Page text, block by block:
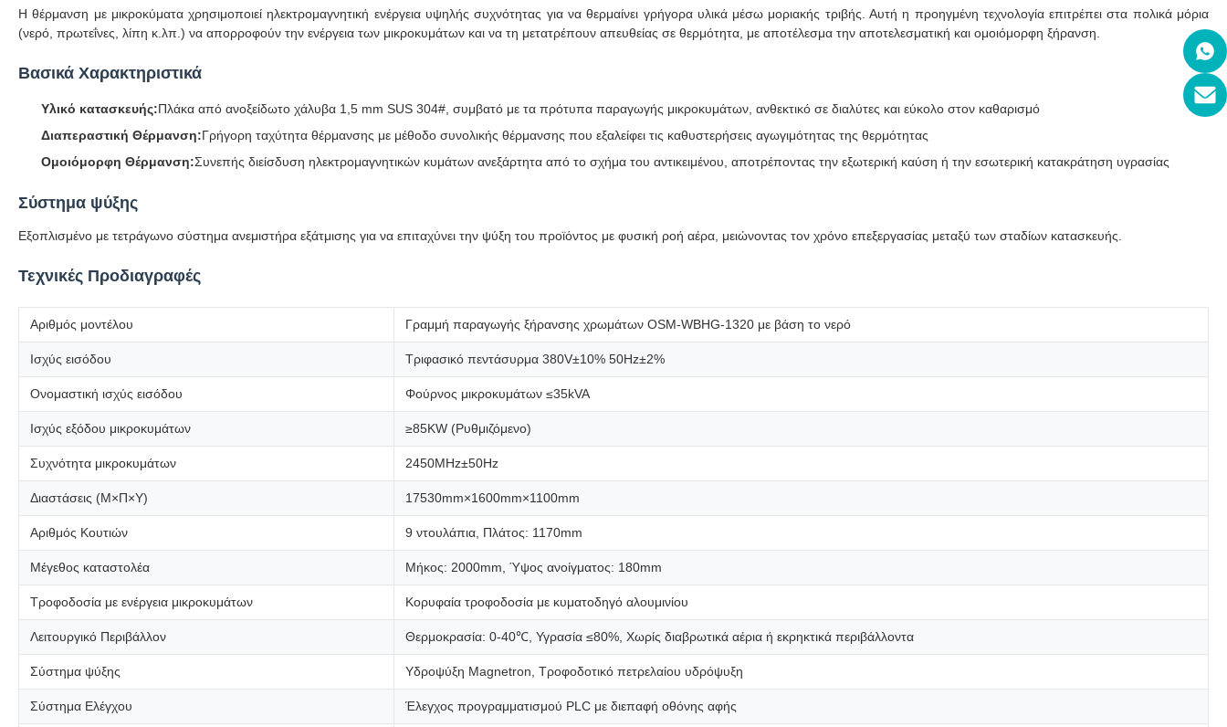
Η θέρμανση με μικροκύματα χρησιμοποιεί ηλεκτρομαγνητική ενέργεια υψηλής συχνότητας για να θερμαίνει γρήγορα υλικά μέσω μοριακής τριβής. Αυτή η προηγμένη τεχνολογία επιτρέπει στα πολικά μόρια
(νερό, πρωτεΐνες, λίπη κ.λπ.) να απορροφούν την ενέργεια των μικροκυμάτων και να τη μετατρέπουν απευθείας σε θερμότητα, με αποτέλεσμα την αποτελεσματική και ομοιόμορφη ξήρανση.
Βασικά Χαρακτηριστικά
Υλικό κατασκευής:Πλάκα από ανοξείδωτο χάλυβα 1,5 mm SUS 304#, συμβατό με τα πρότυπα παραγωγής μικροκυμάτων, ανθεκτικό σε διαλύτες και εύκολο στον καθαρισμό
Διαπεραστική Θέρμανση:Γρήγορη ταχύτητα θέρμανσης με μέθοδο συνολικής θέρμανσης που εξαλείφει τις καθυστερήσεις αγωγιμότητας της θερμότητας
Ομοιόμορφη Θέρμανση:Συνεπής διείσδυση ηλεκτρομαγνητικών κυμάτων ανεξάρτητα από το σχήμα του αντικειμένου, αποτρέποντας την εξωτερική καύση ή την εσωτερική κατακράτηση υγρασίας
Σύστημα ψύξης
Εξοπλισμένο με τετράγωνο σύστημα ανεμιστήρα εξάτμισης για να επιταχύνει την ψύξη του προϊόντος με φυσική ροή αέρα, μειώνοντας τον χρόνο επεξεργασίας μεταξύ των σταδίων κατασκευής.
Τεχνικές Προδιαγραφές
Αριθμός μοντέλου Γραμμή παραγωγής ξήρανσης χρωμάτων OSM-WBHG-1320 με βάση το νερό
Ισχύς εισόδου Τριφασικό πεντάσυρμα 380V±10% 50Hz±2%
Ονομαστική ισχύς εισόδου Φούρνος μικροκυμάτων ≤35kVA
Ισχύς εξόδου μικροκυμάτων ≥85KW (Ρυθμιζόμενο)
Συχνότητα μικροκυμάτων 2450MHz±50Hz
Διαστάσεις (Μ×Π×Υ) 17530mm×1600mm×1100mm
Αριθμός Κουτιών 9 ντουλάπια, Πλάτος: 1170mm
Μέγεθος καταστολέα Μήκος: 2000mm, Ύψος ανοίγματος: 180mm
Τροφοδοσία με ενέργεια μικροκυμάτων Κορυφαία τροφοδοσία με κυματοδηγό αλουμινίου
Λειτουργικό Περιβάλλον Θερμοκρασία: 0-40℃, Υγρασία ≤80%, Χωρίς διαβρωτικά αέρια ή εκρηκτικά περιβάλλοντα
Σύστημα ψύξης Υδροψύξη Magnetron, Τροφοδοτικό πετρελαίου υδρόψυξη
Σύστημα Ελέγχου Έλεγχος προγραμματισμού PLC με διεπαφή οθόνης αφής